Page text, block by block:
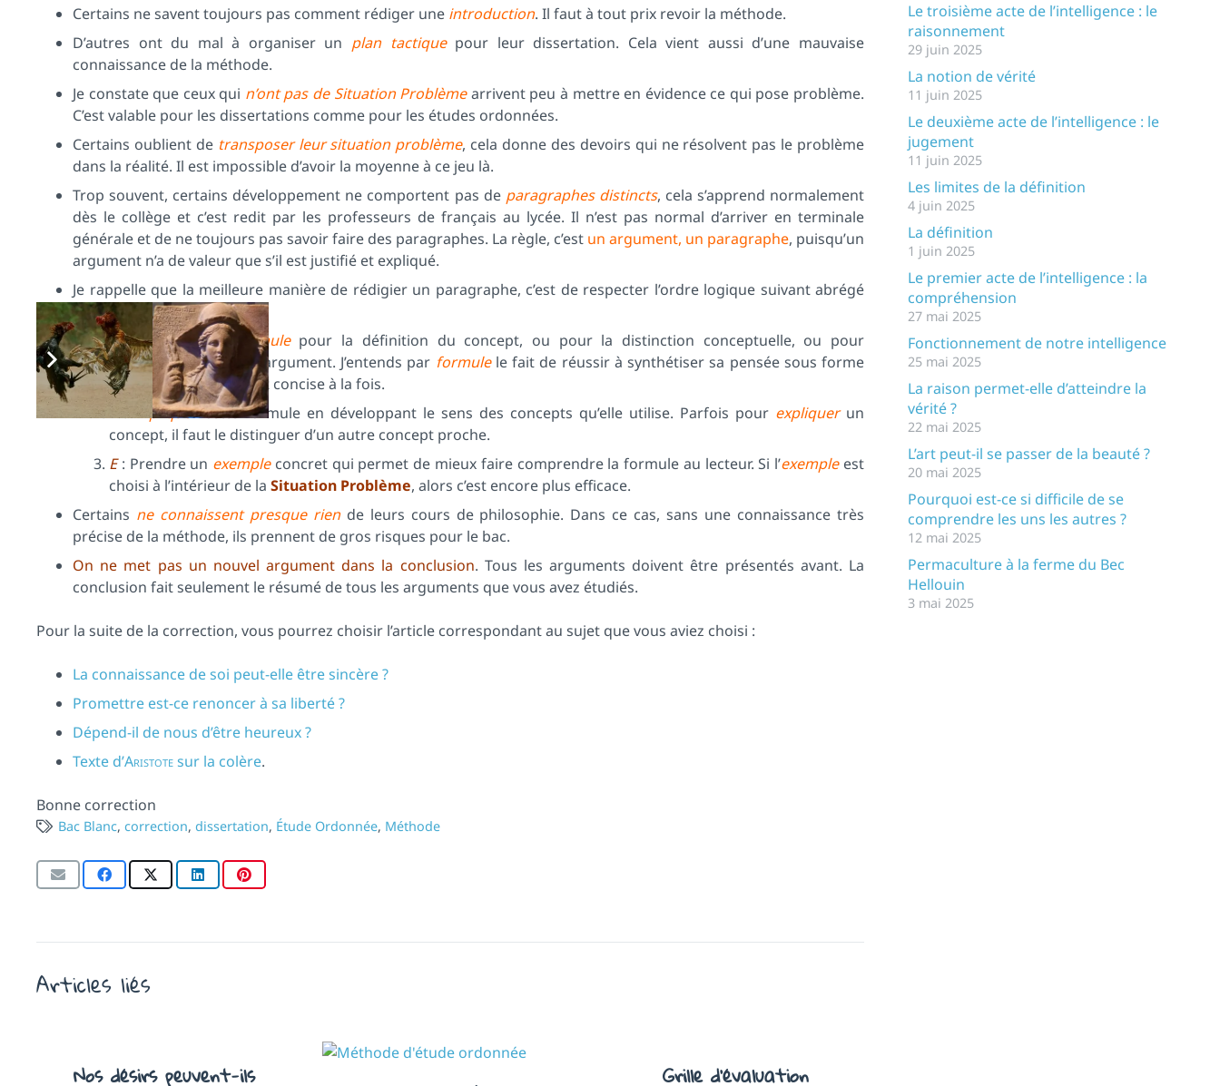
Certains ne savent toujours pas comment rédiger une introduction. Il faut à tout prix revoir la méthode.
D’autres ont du mal à organiser un plan tactiquepour leur dissertation. Cela vient aussi d’une mauvaise
connaissance de la méthode.
Je constate que ceux qui n’ont pas de Situation Problèmearrivent peu à mettre en évidence ce qui pose problème.
C’est valable pour les dissertations comme pour les études ordonnées.
Certains oublient de transposer leur situation problème, cela donne des devoirs qui ne résolvent pas le problème
dans la réalité. Il est impossible d’avoir la moyenne à ce jeu là.
Trop souvent, certains développement ne comportent pas de paragraphes distincts, cela s’apprend normalement
dès le collège et c’est redit par les professeurs de français au lycée. Il n’est pas normal d’arriver en terminale
générale et de ne toujours pas savoir faire des paragraphes. La règle, c’est un argument, un paragraphe, puisqu’un
argument n’a de valeur que s’il est justifié et expliqué.
Je rappelle que la meilleure manière de rédigier un paragraphe, c’est de respecter l’ordre logique suivant abrégé
mnémotiquement enFEE:
F: Trouver une formulepour la définition du concept, ou pour la distinction conceptuelle, ou pour
l’hypothèse, ou pour l’argument. J’entends par formulele fait de réussir à synthétiser sa pensée sous forme
d’une phrase précise et concise à la fois.
E : Expliquercette formule en développant le sens des concepts qu’elle utilise. Parfois pour expliquerun
concept, il faut le distinguer d’un autre concept proche.
E: Prendre un exempleconcret qui permet de mieux faire comprendre la formule au lecteur. Si l’exempleest
choisi à l’intérieur de la Situation Problème, alors c’est encore plus efficace.
Certains ne connaissent presque riende leurs cours de philosophie. Dans ce cas, sans une connaissance très
précise de la méthode, ils prennent de gros risques pour le bac.
On ne met pas un nouvel argument dans la conclusion. Tous les arguments doivent être présentés avant. La
conclusion fait seulement le résumé de tous les arguments que vous avez étudiés.
Pour la suite de la correction, vous pourrez choisir l’article correspondant au sujet que vous aviez choisi :
La connaissance de soi peut-elle être sincère ?
Promettre est-ce renoncer à sa liberté ?
Dépend-il de nous d’être heureux ?
Texte d’Aristotesur la colère.
Bonne correction
Bac Blanc, correction, dissertation, Étude Ordonnée, Méthode
Articles liés
Nos désirs peuvent-ils Grille d’évaluation
Le troisième acte de l’intelligence : le
raisonnement
29 juin 2025
La notion de vérité
11 juin 2025
Le deuxième acte de l’intelligence : le
jugement
11 juin 2025
Les limites de la définition
4 juin 2025
La définition
1 juin 2025
Le premier acte de l’intelligence : la
compréhension
27 mai 2025
Fonctionnement de notre intelligence
25 mai 2025
La raison permet-elle d’atteindre la
vérité ?
22 mai 2025
L’art peut-il se passer de la beauté ?
20 mai 2025
Pourquoi est-ce si difficile de se
comprendre les uns les autres ?
12 mai 2025
Permaculture à la ferme du Bec
Hellouin
3 mai 2025